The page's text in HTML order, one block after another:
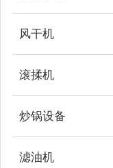
风干机
滚揉机
炒锅设备
滤油机